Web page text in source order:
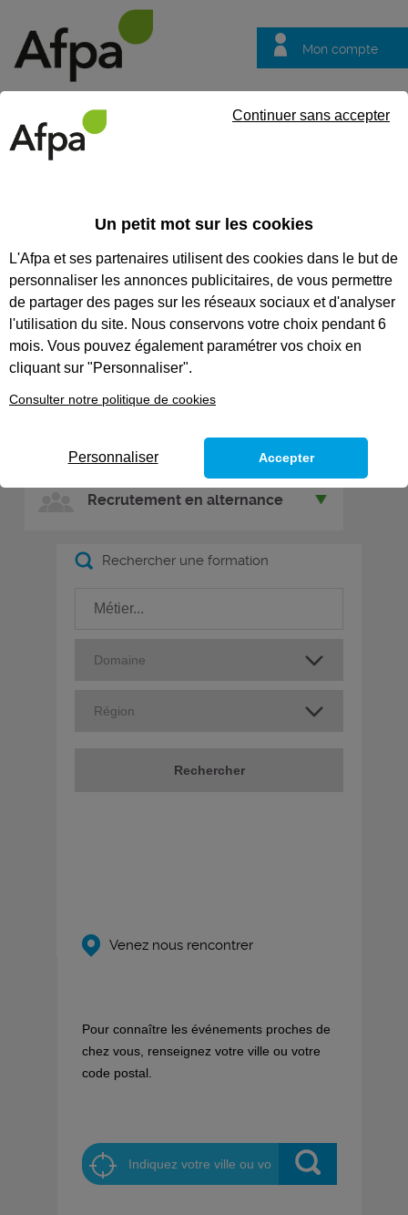
Mon compte
questions
En ce moment !
Recrutement en alternance
Rechercher une formation
Rechercher
Venez nous rencontrer
Pour connaître les événements proches de
chez vous, renseignez votre ville ou votre
code postal.
Un petit mot sur les cookies
L'Afpa et ses partenaires utilisent des cookies dans le but de
personnaliser les annonces publicitaires, de vous permettre
de partager des pages sur les réseaux sociaux et d'analyser
l'utilisation du site. Nous conservons votre choix pendant 6
mois. Vous pouvez également paramétrer vos choix en
cliquant sur "Personnaliser".
Consulter notre politique de cookies
Continuer sans accepter
Personnaliser Accepter